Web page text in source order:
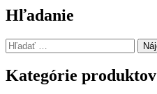
článku
Hľadanie
Hľadať:
Kategórie produktov